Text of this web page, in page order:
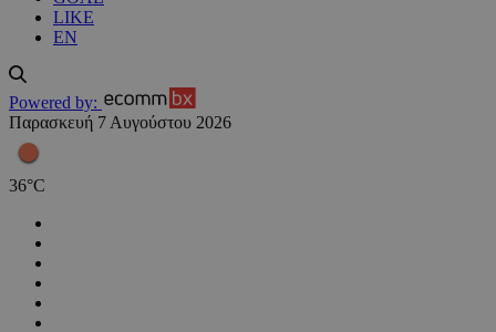
LIKE
EN
Powered by:
Παρασκευή 7 Αυγούστου 2026
36°C